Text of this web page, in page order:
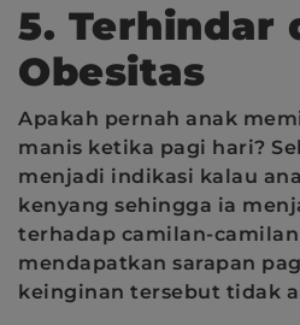
5. Terhindar
Obesitas
Apakah pernah anak
manis ketika pagi hari?
menjadi indikasi kalau
kenyang sehingga ia
terhadap camilan-
mendapatkan sarapan
keinginan tersebut tidak